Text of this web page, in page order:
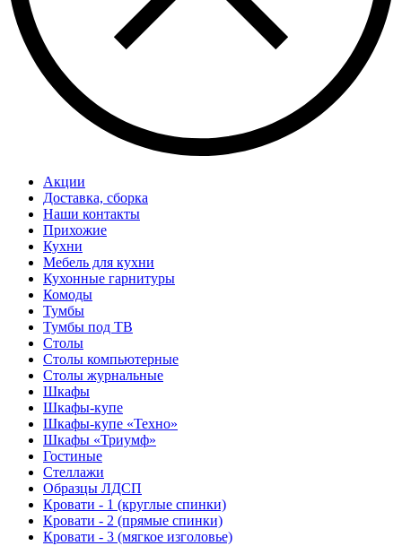
Акции
Доставка, сборка
Наши контакты
Прихожие
Кухни
Мебель для кухни
Кухонные гарнитуры
Комоды
Тумбы
Тумбы под ТВ
Столы
Столы компьютерные
Столы журнальные
Шкафы
Шкафы-купе
Шкафы-купе «Техно»
Шкафы «Триумф»
Гостиные
Стеллажи
Образцы ЛДСП
Кровати - 1 (круглые спинки)
Кровати - 2 (прямые спинки)
Кровати - 3 (мягкое изголовье)